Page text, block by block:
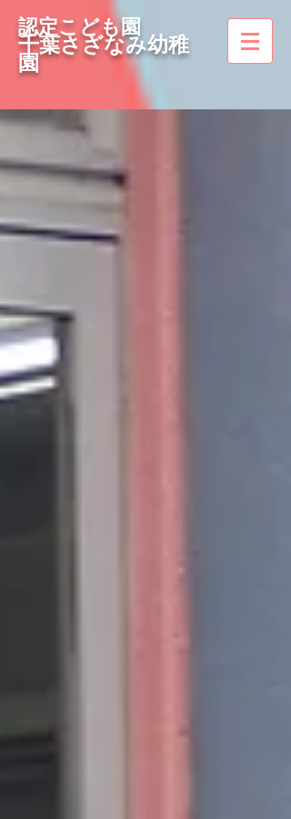
認定こども園
千葉さざなみ幼稚
園